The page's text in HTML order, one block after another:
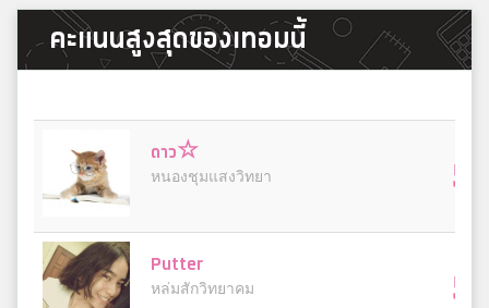
คะแนนสูงสุดของเทอมนี้
ดาว☆
หนองชุมแสงวิทยา 5
Putter
หล่มสักวิทยาคม 5